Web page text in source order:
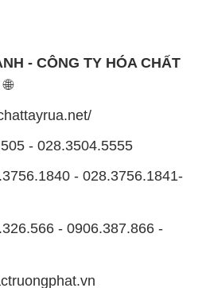
- CÔNG TY HÓA CHẤT
🌐
- 028.3504.5555
- 028.3756.1841-
- 0906.387.866 -